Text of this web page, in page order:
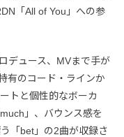
「All of You」への参
デュース、MVまで手が
有のコード・ラインか
トと個性的なボーカ
」、バウンス感を
「bet」の2曲が収録さ